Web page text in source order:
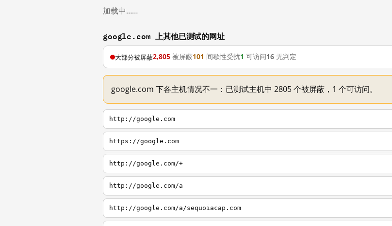
加载中……
google.com 上其他已测试的网址
大部分被屏蔽2,805 被屏蔽101 间歇性受扰1 可访问16 无判定
google.com 下各主机情况不一：已测试主机中 2805 个被屏蔽，1 个可访问。
http://google.com
https://google.com
http://google.com/+
http://google.com/a
http://google.com/a/sequoiacap.com